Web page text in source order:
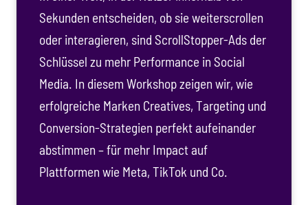
Sekunden entscheiden, ob sie weiterscrollen
oder interagieren, sind ScrollStopper-Ads der
Schlüssel zu mehr Performance in Social
Media. In diesem Workshop zeigen wir, wie
erfolgreiche Marken Creatives, Targeting und
Conversion-Strategien perfekt aufeinander
abstimmen – für mehr Impact auf
Plattformen wie Meta, TikTok und Co.